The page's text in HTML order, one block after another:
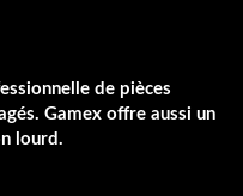
de pièces
Gamex offre aussi un
lourd.